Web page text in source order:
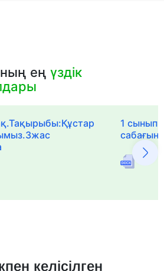
еңүздік
1
келісілген